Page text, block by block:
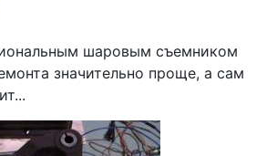
шаровым съемником
значительно проще, а сам